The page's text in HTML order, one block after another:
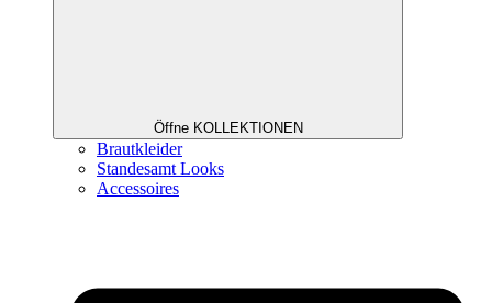
Öffne KOLLEKTIONEN
Brautkleider
Standesamt Looks
Accessoires